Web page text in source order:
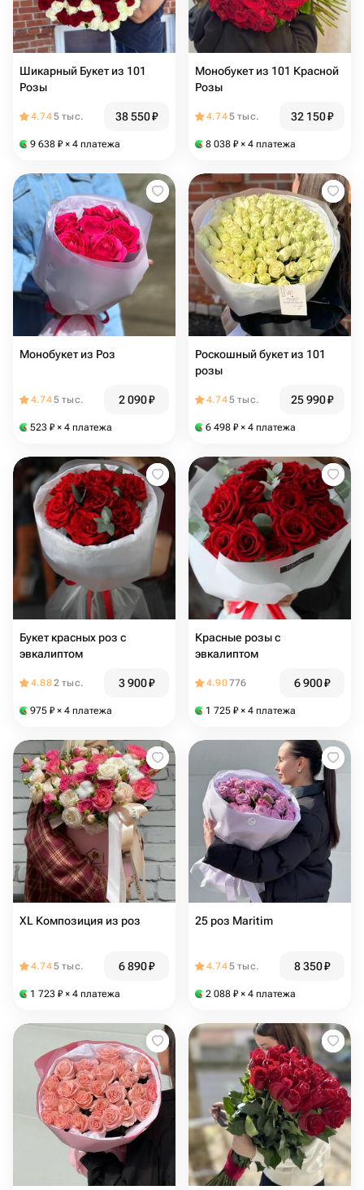
Шикарный Букет из 101
Розы
4.745 тыс. 38 550₽
9 638 ₽ × 4 платежа
Монобукет из 101 Красной
Розы
4.745 тыс. 32 150₽
8 038 ₽ × 4 платежа
Монобукет из Роз
4.745 тыс. 2 090₽
523 ₽ × 4 платежа
Роскошный букет из 101
розы
4.745 тыс. 25 990₽
6 498 ₽ × 4 платежа
Букет красных роз с
эвкалиптом
4.882 тыс. 3 900₽
975 ₽ × 4 платежа
Красные розы с
эвкалиптом
4.90776 6 900₽
1 725 ₽ × 4 платежа
XL Композиция из роз
4.745 тыс. 6 890₽
1 723 ₽ × 4 платежа
25 роз Maritim
4.745 тыс. 8 350₽
2 088 ₽ × 4 платежа